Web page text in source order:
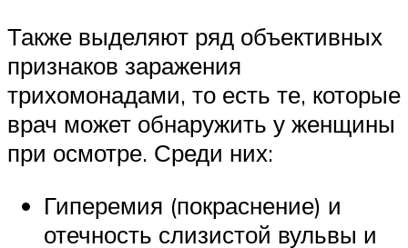
Также выделяют ряд объективных
признаков заражения
трихомонадами, то есть те, которые
врач может обнаружить у женщины
при осмотре. Среди них:
Гиперемия (покраснение) и
отечность слизистой вульвы и